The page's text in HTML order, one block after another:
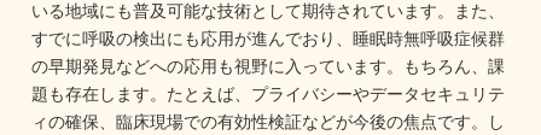
いる地域にも普及可能な技術として期待されています。また、
すでに呼吸の検出にも応用が進んでおり、睡眠時無呼吸症候群
の早期発見などへの応用も視野に入っています。もちろん、課
題も存在します。たとえば、プライバシーやデータセキュリテ
ィの確保、臨床現場での有効性検証などが今後の焦点です。し